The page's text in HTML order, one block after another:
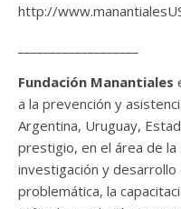
http://
Fundación Manantiales
a la prevención y
Argentina, Uruguay,
prestigio, en el área de
investigación y
problemática, la